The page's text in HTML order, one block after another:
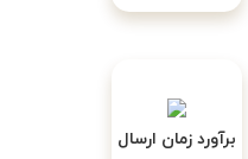
برآورد زمان ارسال